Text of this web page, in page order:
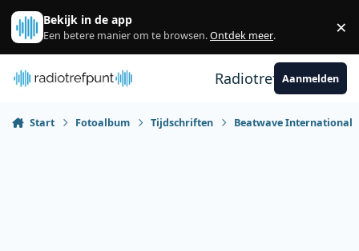
Spring naar bijdragen
Bekijk in de app
Een betere manier om te browsen.Ontdek meer. ×
RadiotrefpuntAanmelden
Start Fotoalbum Tijdschriften Beatwave International